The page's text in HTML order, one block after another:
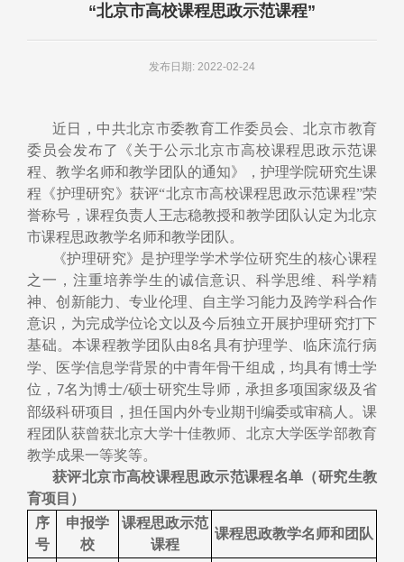
“北京市高校课程思政示范课程”
发布日期: 2022-02-24
近日，中共北京市委教育工作委员会、北京市教育
委员会发布了《关于公示北京市高校课程思政示范课
程、教学名师和教学团队的通知》， 护理学院研究生课
程《护理研究》获评“北京市高校课程思政示范课程”荣
誉称号，课程负责人王志稳教授和教学团队认定为北京
市课程思政教学名师和教学团队。
《护理研究》是护理学学术学位研究生的核心课程
之一，注重培养学生的诚信意识、科学思维、科学精
神、创新能力、专业伦理、自主学习能力及跨学科合作
意识，为完成学位论文以及今后独立开展护理研究打下
基础。本课程教学团队 由8名具有护理学、临床流行病
学、医学信息学背景的中青年骨干组成，均具有博士学
位，
7名为博士/硕士研究生导师，承担多项国家级及省
部级科研项目，担任国内外专业期刊编委或审稿人。课
程团队获曾获北京大学十佳教师、北京大学医学部教育
教学成果一等奖等。
获评北京市高校课程思政示范课程名单（研究生教
育项目）
序
号
申报学
校
课程思政示范
课程
课程思政教学名师和团队